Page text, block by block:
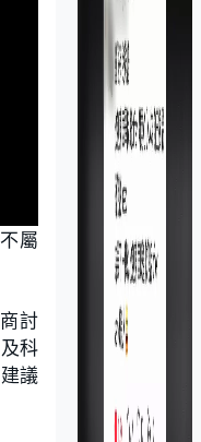
屬
討
科
議